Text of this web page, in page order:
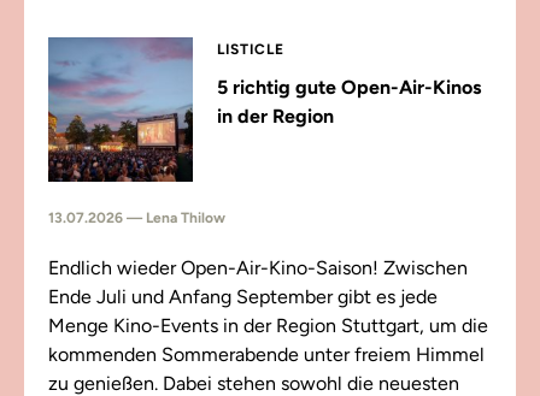
LISTICLE
5 richtig gute Open-Air-Kinos
in der Region
13.07.2026 — Lena Thilow
Endlich wieder Open-Air-Kino-Saison! Zwischen
Ende Juli und Anfang September gibt es jede
Menge Kino-Events in der Region Stuttgart, um die
kommenden Sommerabende unter freiem Himmel
zu genießen. Dabei stehen sowohl die neuesten